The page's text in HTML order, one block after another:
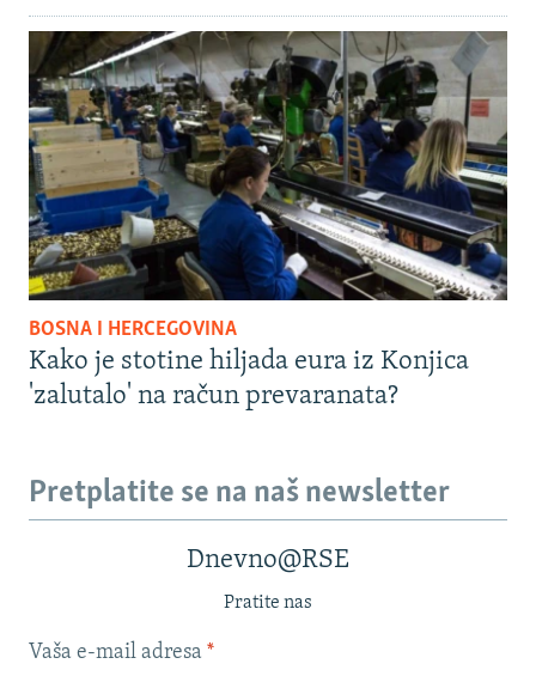
BOSNA I HERCEGOVINA
Kako je stotine hiljada eura iz Konjica
'zalutalo' na račun prevaranata?
Pretplatite se na naš newsletter
Dnevno@RSE
Pratite nas
Vaša e-mail adresa *